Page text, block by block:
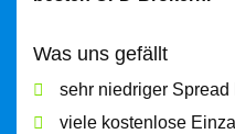
Was uns gefällt
sehr niedriger Spread
viele kostenlose